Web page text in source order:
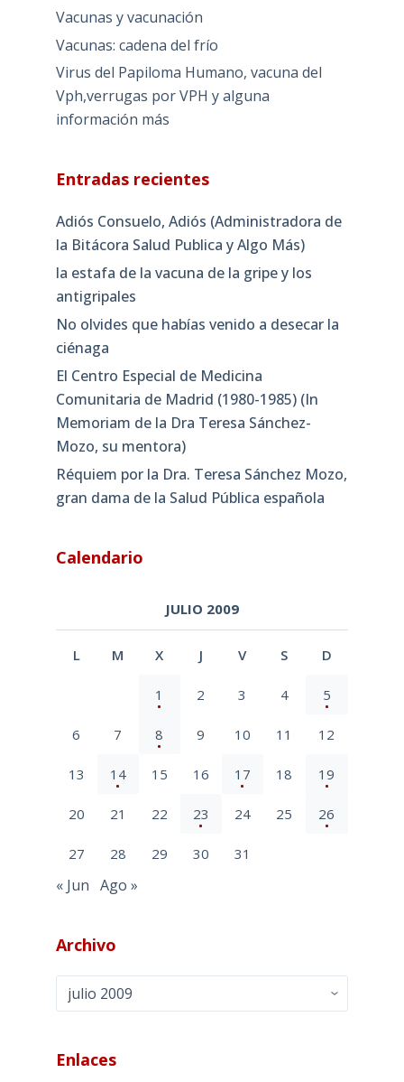
Vacunas y vacunación
Vacunas: cadena del frío
Virus del Papiloma Humano, vacuna del
Vph,verrugas por VPH y alguna
información más
Entradas recientes
Adiós Consuelo, Adiós (Administradora de
la Bitácora Salud Publica y Algo Más)
la estafa de la vacuna de la gripe y los
antigripales
No olvides que habías venido a desecar la
ciénaga
El Centro Especial de Medicina
Comunitaria de Madrid (1980-1985) (In
Memoriam de la Dra Teresa Sánchez-
Mozo, su mentora)
Réquiem por la Dra. Teresa Sánchez Mozo,
gran dama de la Salud Pública española
Calendario
JULIO 2009
L M X J V S D
1 2 3 4 5
6 7 8 9 10 11 12
13 14 15 16 17 18 19
20 21 22 23 24 25 26
27 28 29 30 31
« Jun Ago »
Archivo
Archivo
Enlaces